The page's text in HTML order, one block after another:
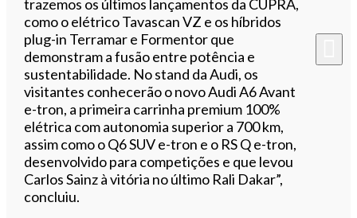
trazemos os últimos lançamentos da CUPRA,
como o elétrico Tavascan VZ e os híbridos
plug-in Terramar e Formentor que
demonstram a fusão entre potência e
sustentabilidade. No stand da Audi, os
visitantes conhecerão o novo Audi A6 Avant
e-tron, a primeira carrinha premium 100%
elétrica com autonomia superior a 700 km,
assim como o Q6 SUV e-tron e o RS Q e-tron,
desenvolvido para competições e que levou
Carlos Sainz à vitória no último Rali Dakar”,
concluiu.